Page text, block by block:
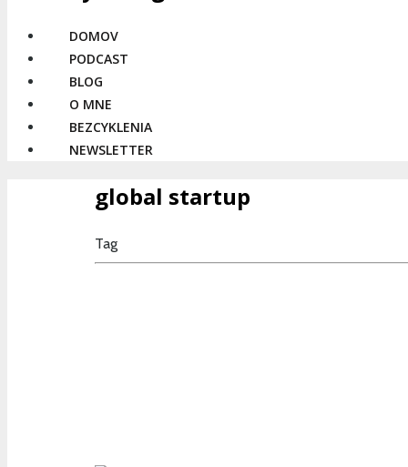
DOMOV
PODCAST
BLOG
O MNE
BEZCYKLENIA
NEWSLETTER
global startup
Tag